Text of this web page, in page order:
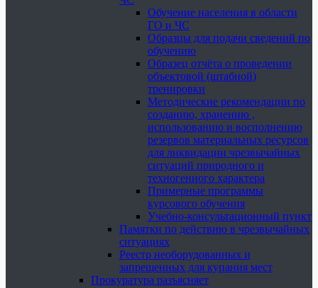
Обучение населения в области
ГО и ЧС
Образцы для подачи сведений по
обучению
Образец отчёта о проведении
объектовой (штабной)
тренировки
Методические рекомендации по
созданию, хранению ,
использованию и восполнению
резервов материальных ресурсов
для ликвидации чрезвычайных
ситуаций природного и
техногенного характера
Примерные программы
курсового обучения
Учебно-консультационный пункт
Памятки по действию в чрезвычайных
ситуациях
Реестр необорудованных и
запрещенных для купания мест
Прокуратура разъясняет